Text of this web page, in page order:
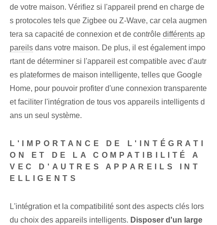
de votre maison. Vérifiez si l'appareil prend en charge de
s protocoles tels que Zigbee ou Z-Wave, car cela augmen
tera sa capacité de connexion et de contrôle différents ap
pareils ⁢dans⁤ votre​ maison. De plus, il est également impo
rtant de déterminer si l'appareil est compatible avec d'autr
es plateformes de maison intelligente, telles que Google
Home, pour pouvoir profiter d'une connexion transparente
et faciliter l'intégration de tous vos appareils intelligents d
ans un seul système.
L'IMPORTANCE DE L'INTÉGRATI
ON ET DE LA COMPATIBILITÉ A
VEC D'AUTRES APPAREILS INT
ELLIGENTS
L'intégration et la compatibilité sont des aspects clés lors
du choix des appareils intelligents. Disposer d'un large